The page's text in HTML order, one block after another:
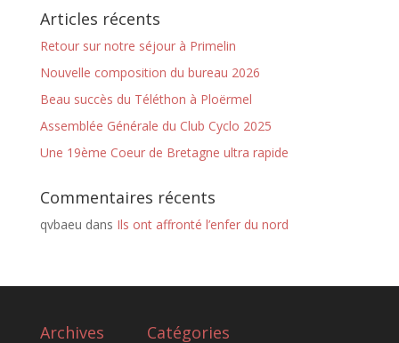
Articles récents
Retour sur notre séjour à Primelin
Nouvelle composition du bureau 2026
Beau succès du Téléthon à Ploërmel
Assemblée Générale du Club Cyclo 2025
Une 19ème Coeur de Bretagne ultra rapide
Commentaires récents
qvbaeu dans Ils ont affronté l’enfer du nord
Archives Catégories